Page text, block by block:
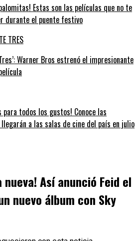
Estas son las películas que no te
durante el puente festivo
Warner Bros estrenó el impresionante
para todos los gustos! Conoce las
a las salas de cine del país en julio
nueva! Así anunció Feid el
nuevo álbum con Sky